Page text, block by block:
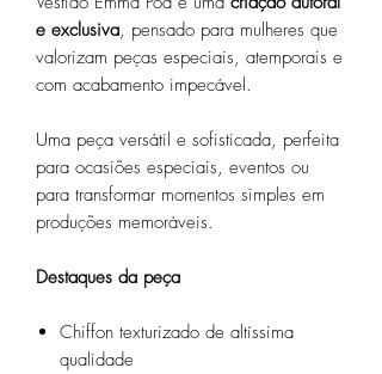
e exclusiva, pensado para mulheres que
valorizam peças especiais, atemporais e
com acabamento impecável.
Uma peça versátil e sofisticada, perfeita
para ocasiões especiais, eventos ou
para transformar momentos simples em
produções memoráveis.
Destaques da peça
Chiffon texturizado de altíssima
qualidade